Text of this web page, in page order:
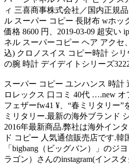
ィ 三喜商事株式会社／国内正規
ル スーパー コピー 長財布 wホッ
価格 8600 円、2019-03-09 超安い
ネル スーパーコピー ヘア アクセ
込) クロノスイス コピー時計 シ
の腕 時計 デイデイトシリーズ
スーパー コピー ユンハンス 時計
ロレックス 口コミ 40代 ….new
フェザーfw41 ¥、“春ミリタリー”
ミリタリー.最新の海外ブランド
2016年最新商品.弊社は海外イン
ド コピー 人気通信販売店です.韓
「bigbang（ビッグバン）」のジ
ラゴン）さんのinstagram(インス